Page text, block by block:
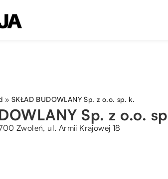
»SKŁAD BUDOWLANY Sp. z o.o. sp. k.
Sp. z o.o.
Zwoleń, ul. Armii Krajowej 18